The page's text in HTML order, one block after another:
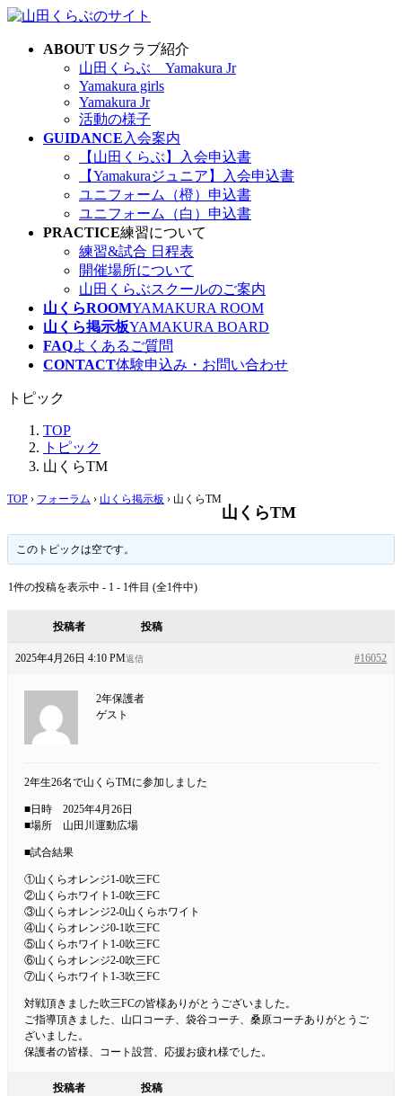
コ
ナ
ABOUT USクラブ紹介
山田くらぶ Yamakura Jr
Yamakura girls
Yamakura Jr
活動の様子
GUIDANCE 入会案内
【山田くらぶ】入会申込書
【Yamakuraジュニア】入会申込書
ユニフォーム（橙）申込書
ユニフォーム（白）申込書
PRACTICE練習について
練習&試合 日程表
開催場所について
山田くらぶスクールのご案内
山くらROOMYAMAKURA ROOM
山くら掲示板YAMAKURA BOARD
FAQよくあるご質問
CONTACT体験申込み・お問い合わせ
トピック
TOP
トピック
山くらTM
TOP › フォーラム › 山くら掲示板 › 山くらTM
山くらTM
このトピックは空です。
1件の投稿を表示中 - 1 - 1件目 (全1件中)
投稿者 投稿
2025年4月26日 4:10 PM #16052
返信
2年保護者
ゲスト
2年生26名で山くらTMに参加しました
■日時 2025年4月26日
■場所 山田川運動広場
■試合結果
①山くらオレンジ1-0吹三FC
②山くらホワイト1-0吹三FC
③山くらオレンジ2-0山くらホワイト
④山くらオレンジ0-1吹三FC
⑤山くらホワイト1-0吹三FC
⑥山くらオレンジ2-0吹三FC
⑦山くらホワイト1-3吹三FC
対戦頂きました吹三FCの皆様ありがとうございました。
ご指導頂きました、山口コーチ、袋谷コーチ、桑原コーチありがとうご
ざいました。
保護者の皆様、コート設営、応援お疲れ様でした。
投稿者 投稿